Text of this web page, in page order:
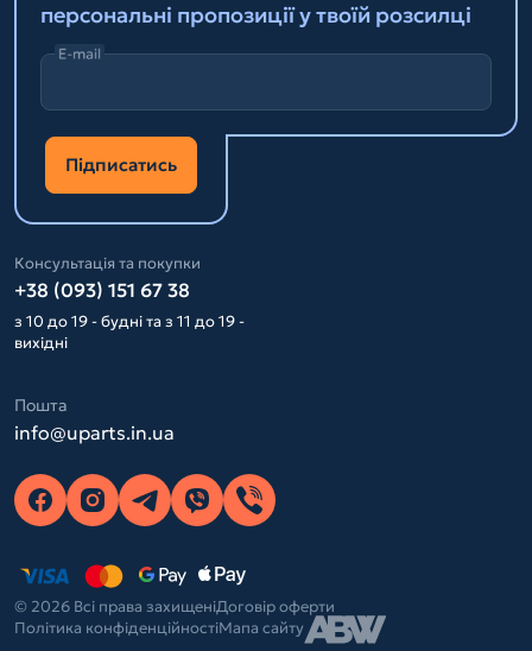
персональні пропозиції у твоїй розсилці
E-mail
Підписатись
Консультація та покупки
+38 (093) 151 67 38
з 10 до 19 - будні та з 11 до 19 -
вихідні
Пошта
info@uparts.in.ua
© 2026 Всі права захищеніДоговір оферти
Політика конфіденційностіМапа сайту